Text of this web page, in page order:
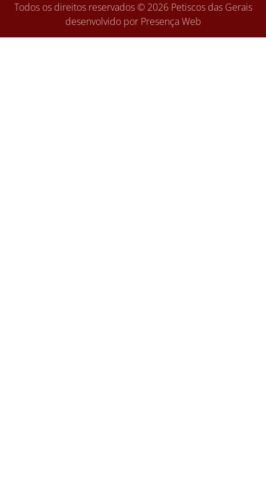
Todos os direitos reservados © 2026 Petiscos das Gerais
desenvolvido por Presença Web